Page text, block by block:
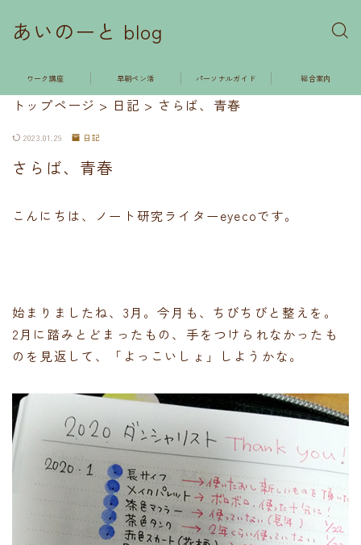
あいのーと blog
ワーク講座 早朝ペン活 パーソナルガイド 総合案内
トップページ > 日記 > さらば、青春
2023.01.29 日記
さらば、青春
こんにちは、ノート研究ライターeyecoです。
始まりましたね、3月。今月も、ちびちびと整えを。
2月に踏みとどまったもの、手をつけられなかったも
のを見返して、「よっこいしょ」しようかな。